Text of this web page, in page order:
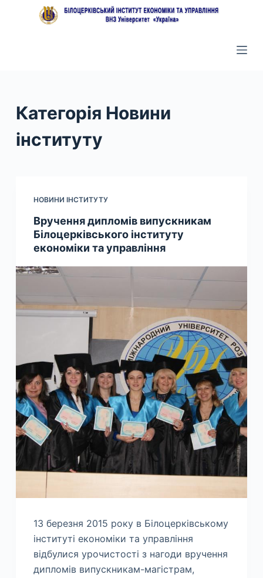
и
д
о
Категорія Новини
інституту
НОВИНИ ІНСТИТУТУ
Вручення дипломів випускникам
Білоцерківського інституту
економіки та управління
13 березня 2015 року в Білоцерківському
інституті економіки та управління
відбулися урочистості з нагоди вручення
дипломів випускникам-магістрам,